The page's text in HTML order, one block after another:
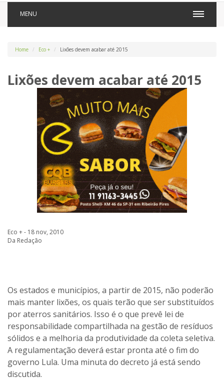
MENU
Home Eco + Lixões devem acabar até 2015
Lixões devem acabar até 2015
Eco + - 18 nov, 2010
Da Redação
Os estados e municípios, a partir de 2015, não poderão
mais manter lixões, os quais terão que ser substituídos
por aterros sanitários. Isso é o que prevê lei de
responsabilidade compartilhada na gestão de resíduos
sólidos e a melhoria da produtividade da coleta seletiva.
A regulamentação deverá estar pronta até o fim do
governo Lula. Uma minuta do decreto já está sendo
discutida.